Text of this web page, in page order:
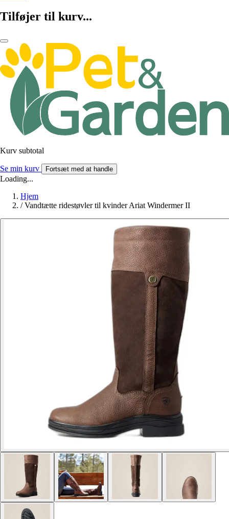
Tilføjer til kurv...
Kurv subtotal
Se min kurv Fortsæt med at handle
Loading...
Hjem
/ Vandtætte ridestøvler til kvinder Ariat Windermer II